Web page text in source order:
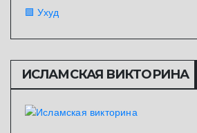
🟩 Ухуд
ИСЛАМСКАЯ ВИКТОРИНА